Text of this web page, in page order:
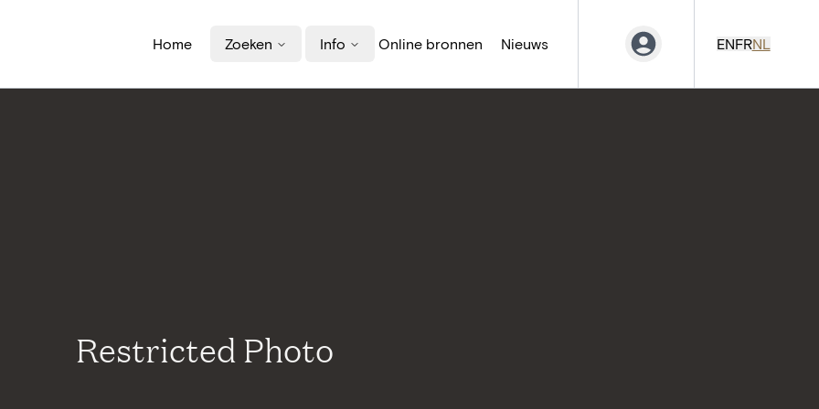
Home Zoeken Info Online bronnen Nieuws ENFRNL
Restricted Photo